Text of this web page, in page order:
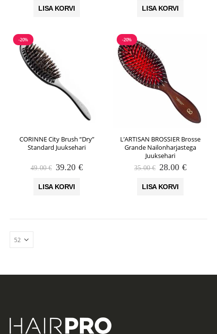
oli:
LISA KORVI
oli:
LISA KORVI
-20%
CORINNE City Brush “Dry”
Standard Juuksehari
49.00€ Algne
oli:
39.20 €Praegune
LISA KORVI
-20%
L’ARTISAN BROSSIER Brosse
Grande Nailonharjastega
Juuksehari
35.00€ Algne
oli:
28.00 €
LISA KORVI